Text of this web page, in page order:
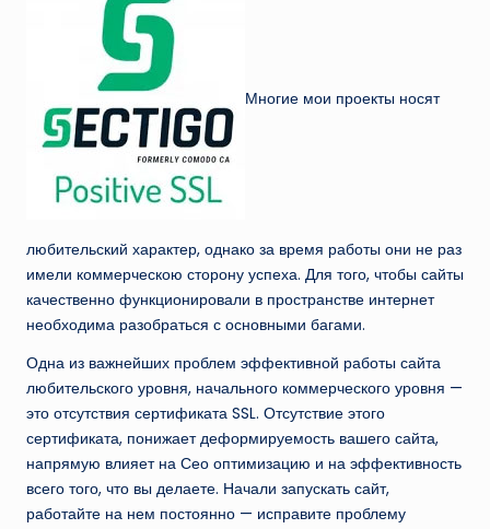
Многие мои проекты носят
любительский характер, однако за время работы они не раз
имели коммерческою сторону успеха. Для того, чтобы сайты
качественно функционировали в пространстве интернет
необходима разобраться с основными багами.
Одна из важнейших проблем эффективной работы сайта
любительского уровня, начального коммерческого уровня —
это отсутствия сертификата SSL. Отсутствие этого
сертификата, понижает деформируемость вашего сайта,
напрямую влияет на Сео оптимизацию и на эффективность
всего того, что вы делаете. Начали запускать сайт,
работайте на нем постоянно — исправите проблему